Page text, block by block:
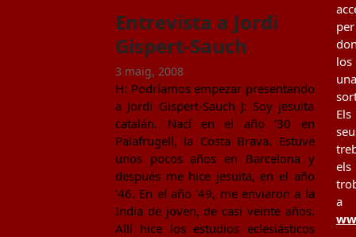
Entrevista a Jordi
Gispert-Sauch
3 maig, 2008
H: Podríamos empezar presentando
a Jordi Gispert-Sauch J: Soy jesuita
catalán. Nací en el año ’30 en
Palafrugell, la Costa Brava. Estuve
unos pocos años en Barcelona y
después me hice jesuita, en el año
’46. En el año ‘49, me enviaron a la
India de joven, de casi veinte años.
Allí hice los estudios eclesiásticos
per
los
una
Els
els
a